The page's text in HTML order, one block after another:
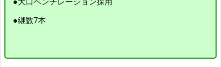
●継数7本